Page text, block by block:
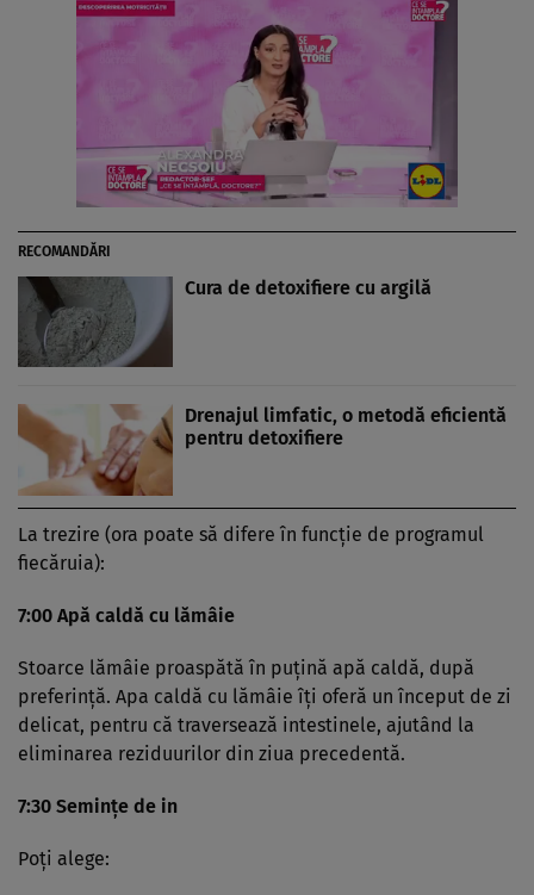
RECOMANDĂRI
Cura de detoxifiere cu argilă
Drenajul limfatic, o metodă eficientă
pentru detoxifiere
La trezire (ora poate să difere în funcţie de programul
fiecăruia):
7:00 Apă caldă cu lămâie
Stoarce lămâie proaspătă în puţină apă caldă, după
preferinţă. Apa caldă cu lămâie îţi oferă un început de zi
delicat, pentru că traversează intestinele, ajutând la
eliminarea reziduurilor din ziua precedentă.
7:30 Seminţe de in
Poţi alege: